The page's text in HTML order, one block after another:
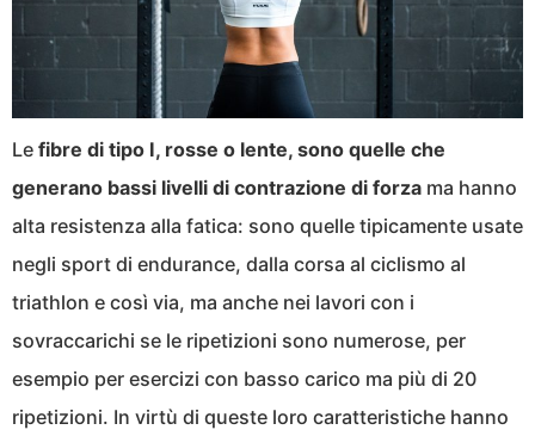
Le fibre di tipo I, rosse o lente, sono quelle che
generano bassi livelli di contrazione di forza ma hanno
alta resistenza alla fatica: sono quelle tipicamente usate
negli sport di endurance, dalla corsa al ciclismo al
triathlon e così via, ma anche nei lavori con i
sovraccarichi se le ripetizioni sono numerose, per
esempio per esercizi con basso carico ma più di 20
ripetizioni. In virtù di queste loro caratteristiche hanno